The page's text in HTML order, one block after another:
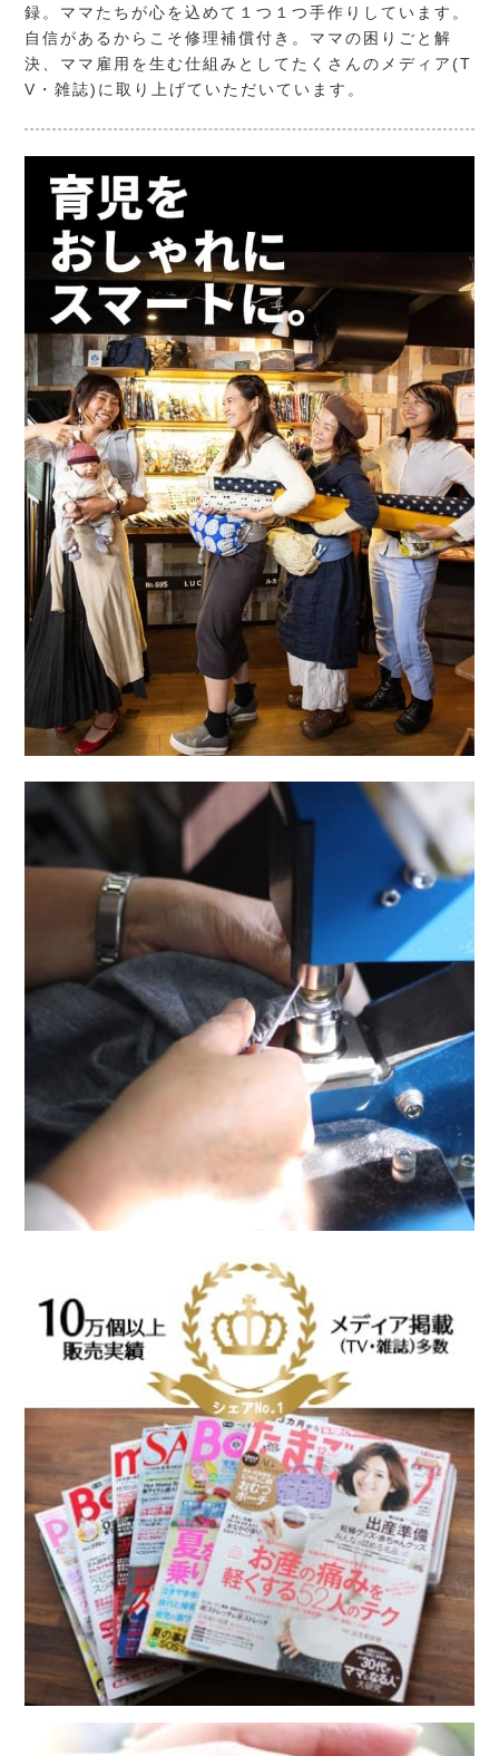
録。ママたちが心を込めて１つ１つ手作りしています。
自信があるからこそ修理補償付き。ママの困りごと解
決、ママ雇用を生む仕組みとしてたくさんのメディア(T
V・雑誌)に取り上げていただいています。